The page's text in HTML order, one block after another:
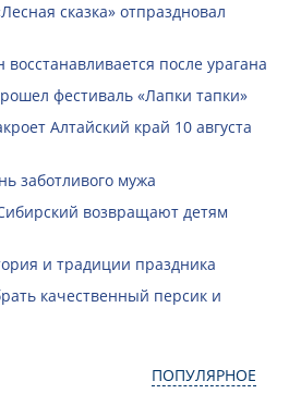
сказка» отпраздновал
после урагана
фестиваль «Лапки тапки»
Алтайский край 10 августа
заботливого мужа
возвращают детям
и традиции праздника
качественный персик и
ПОПУЛЯРНОЕ